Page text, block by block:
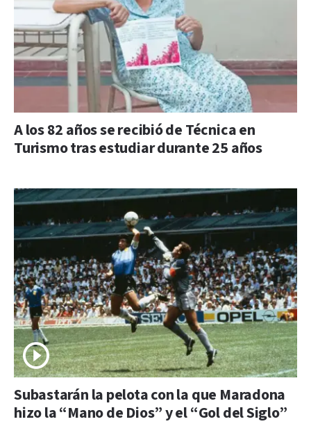
A los 82 años se recibió de Técnica en
Turismo tras estudiar durante 25 años
Subastarán la pelota con la que Maradona
hizo la “Mano de Dios” y el “Gol del Siglo”